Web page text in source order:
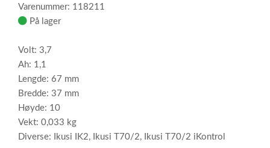
Varenummer: 118211
På lager
Volt: 3,7
Ah: 1,1
Lengde: 67 mm
Bredde: 37 mm
Høyde: 10
Vekt: 0,033 kg
Diverse: Ikusi IK2, Ikusi T70/2, Ikusi T70/2 iKontrol